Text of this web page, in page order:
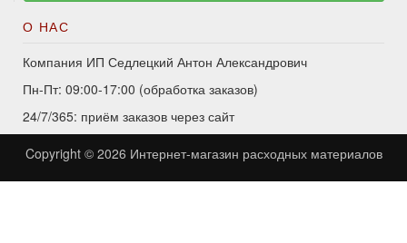
О НАС
Компания ИП Седлецкий Антон Александрович
Пн-Пт: 09:00-17:00 (обработка заказов)
24/7/365: приём заказов через сайт
Copyright © 2026 Интернет-магазин расходных материалов